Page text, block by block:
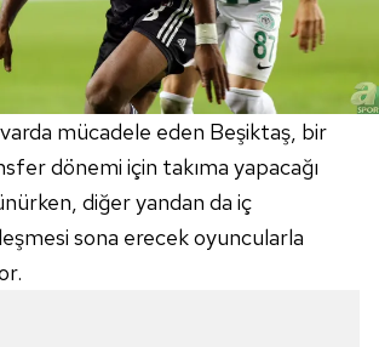
mücadele eden Beşiktaş, bir
dönemi için takıma yapacağı
diğer yandan da iç
sona erecek oyuncularla